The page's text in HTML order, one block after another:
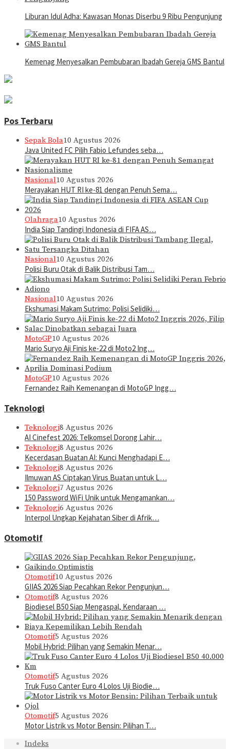
Liburan Idul Adha: Kawasan Monas Diserbu 9 Ribu Pengunjung
Kemenag Menyesalkan Pembubaran Ibadah Gereja GMS Bantul
Pos Terbaru
Sepak Bola10 Agustus 2026
Java United FC Pilih Fabio Lefundes seba…
Nasional10 Agustus 2026
Merayakan HUT RI ke-81 dengan Penuh Sema…
Olahraga10 Agustus 2026
India Siap Tandingi Indonesia di FIFA AS…
Nasional10 Agustus 2026
Polisi Buru Otak di Balik Distribusi Tam…
Nasional10 Agustus 2026
Ekshumasi Makam Sutrimo: Polisi Selidiki…
MotoGP10 Agustus 2026
Mario Suryo Aji Finis ke-22 di Moto2 Ing…
MotoGP10 Agustus 2026
Fernandez Raih Kemenangan di MotoGP Ingg…
Teknologi
Teknologi8 Agustus 2026
AI Cinefest 2026: Telkomsel Dorong Lahir…
Teknologi8 Agustus 2026
Kecerdasan Buatan AI: Kunci Menghadapi E…
Teknologi8 Agustus 2026
Ilmuwan AS Ciptakan Virus Buatan untuk L…
Teknologi7 Agustus 2026
150 Password WiFi Unik untuk Mengamankan…
Teknologi6 Agustus 2026
Interpol Ungkap Kejahatan Siber di Afrik…
Otomotif
Otomotif10 Agustus 2026
GIIAS 2026 Siap Pecahkan Rekor Pengunjun…
Otomotif8 Agustus 2026
Biodiesel B50 Siap Mengaspal, Kendaraan …
Otomotif5 Agustus 2026
Mobil Hybrid: Pilihan yang Semakin Menar…
Otomotif5 Agustus 2026
Truk Fuso Canter Euro 4 Lolos Uji Biodie…
Otomotif5 Agustus 2026
Motor Listrik vs Motor Bensin: Pilihan T…
Indeks